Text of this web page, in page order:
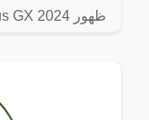
ظهور Lexus GX 2024. بشكل رسمي